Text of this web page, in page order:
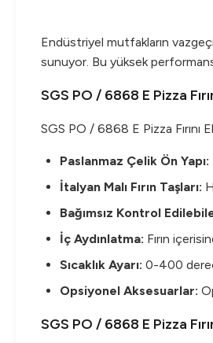
Endüstriyel mutfakların
sunuyor. Bu yüksek
SGS PO / 6868 E Pizza
SGS PO / 6868 E Pizza Fırını
Paslanmaz Çelik Ön Yapı:
İtalyan Malı Fırın Taşları:
Bağımsız Kontrol
İç Aydınlatma: Fırın
Sıcaklık Ayarı: 0-400
Opsiyonel Aksesuarlar:
SGS PO / 6868 E Pizza